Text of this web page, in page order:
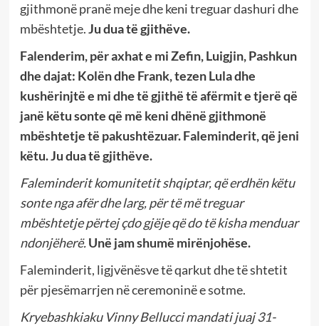
gjithmonë pranë meje dhe keni treguar dashuri dhe
mbështetje.Ju dua të gjithëve.
Falenderim, për axhat e mi Zefin, Luigjin, Pashkun
dhe dajat: Kolëndhe Frank, tezen Lula dhe
kushërinjtë e mi dhe të gjithë të afërmit e tjerë që
janë këtu sonte që më keni dhënëgjithmonë
mbështetje të pakushtëzuar. Faleminderit, që jeni
këtu. Ju dua të gjithëve.
Faleminderit komunitetit shqiptar, që erdhën këtu
sonte nga afër dhe larg, për të më treguar
mbështetje përtej çdo gjëje që do të kisha menduar
ndonjëherë.Unë jam shumë mirënjohëse.
Faleminderit, ligjvënësve të qarkut dhe të shtetit
për pjesëmarrjen në ceremoninë e sotme.
Kryebashkiaku Vinny Bellucci mandati juaj 31-